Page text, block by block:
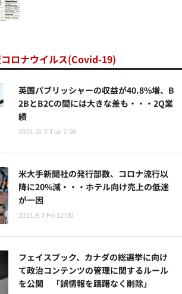
ロナウイルス(Covid-19)
英国パブリッシャーの収益が40.8%増、B
2BとB2Cの間には大きな差も・・・2Q業
績
2021.11.2 Tue 7:00
米大手新聞社の発行部数、コロナ流行以
降に20%減・・・ホテル向け売上の低迷
が一因
2021.9.3 Fri 12:00
フェイスブック、カナダの総選挙に向け
て政治コンテンツの管理に関するルール
を公開 「誤情報を躊躇なく削除」